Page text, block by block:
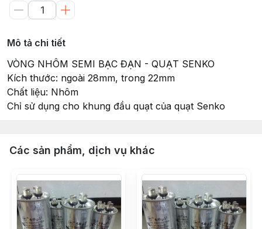
Mô tả chi tiết
VÒNG NHÔM SEMI BẠC ĐẠN - QUẠT SENKO
Kích thước: ngoài 28mm, trong 22mm
Chất liệu: Nhôm
Chỉ sử dụng cho khung đầu quạt của quạt Senko
Các sản phẩm, dịch vụ khác